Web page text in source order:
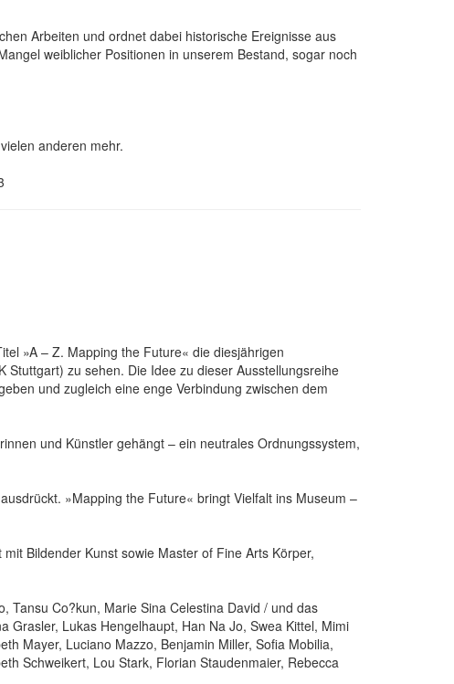
Arbeiten und ordnet dabei historische Ereignisse aus
weiblicher Positionen in unserem Bestand, sogar noch
anderen mehr.
»A – Z. Mapping the Future« die diesjährigen
zu sehen. Die Idee zu dieser Ausstellungsreihe
und zugleich eine enge Verbindung zwischen dem
und Künstler gehängt – ein neutrales Ordnungssystem,
»Mapping the Future« bringt Vielfalt ins Museum –
Bildender Kunst sowie Master of Fine Arts Körper,
Tansu Co?kun, Marie Sina Celestina David / und das
Grasler, Lukas Hengelhaupt, Han Na Jo, Swea Kittel, Mimi
Mayer, Luciano Mazzo, Benjamin Miller, Sofia Mobilia,
Schweikert, Lou Stark, Florian Staudenmaier, Rebecca